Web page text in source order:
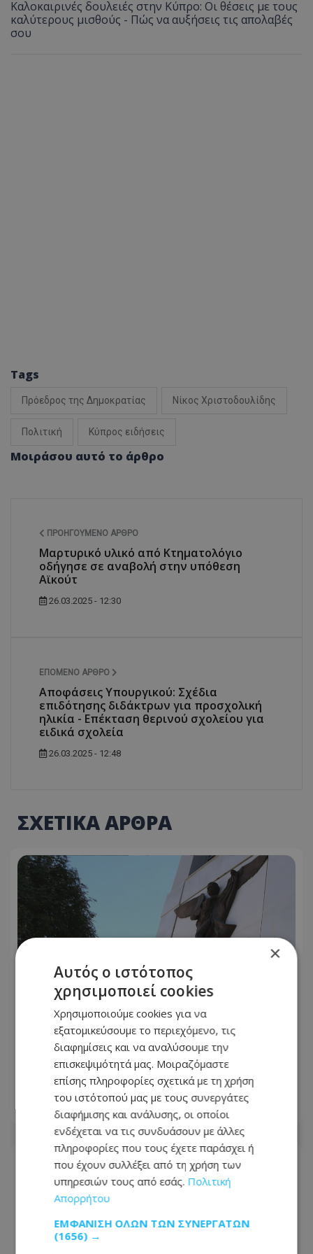
Καλοκαιρινές δουλειές στην Κύπρο: Οι θέσεις με τους
καλύτερους μισθούς - Πώς να αυξήσεις τις απολαβές
σου
Tags
Πρόεδρος της Δημοκρατίας Νίκος Χριστοδουλίδης
Πολιτική Κύπρος ειδήσεις
Μοιράσου αυτό το άρθρο
ΠΡΟΗΓΟΎΜΕΝΟ ΆΡΘΡΟ
Μαρτυρικό υλικό από Κτηματολόγιο
οδήγησε σε αναβολή στην υπόθεση
Αϊκούτ
26.03.2025 - 12:30
ΕΠΌΜΕΝΟ ΆΡΘΡΟ
Αποφάσεις Υπουργικού: Σχέδια
επιδότησης διδάκτρων για προσχολική
ηλικία - Επέκταση θερινού σχολείου για
ειδικά σχολεία
26.03.2025 - 12:48
ΣΧΕΤΙΚΑ ΑΡΘΡΑ
«Πυρά» ΔΗΣΥ κατά Χριστοδουλίδη:
«Απαράδεκτες, προσβλητικές και
εξόχως διχαστικές αναφορές»
09.08.2026 - 11:44
×
Αυτός ο ιστότοπος
χρησιμοποιεί cookies
Χρησιμοποιούμε cookies για να
εξατομικεύσουμε το περιεχόμενο, τις
διαφημίσεις και να αναλύσουμε την
επισκεψιμότητά μας. Μοιραζόμαστε
επίσης πληροφορίες σχετικά με τη χρήση
του ιστότοπού μας με τους συνεργάτες
διαφήμισης και ανάλυσης, οι οποίοι
ενδέχεται να τις συνδυάσουν με άλλες
πληροφορίες που τους έχετε παράσχει ή
που έχουν συλλέξει από τη χρήση των
υπηρεσιών τους από εσάς. Πολιτική
Απορρήτου
ΕΜΦΆΝΙΣΗ ΌΛΩΝ ΤΩΝ ΣΥΝΕΡΓΑΤΏΝ
(1656) →